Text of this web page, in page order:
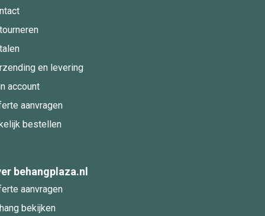
en levering
account
aanvragen
bestellen
behangplaza.nl
aanvragen
bekijken